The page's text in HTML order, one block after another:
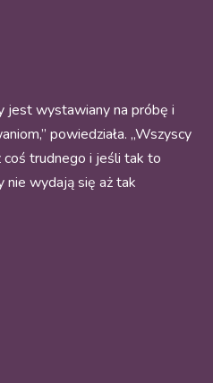
jest wystawiany na próbę i
powiedziała. „Wszyscy
coś trudnego i jeśli tak to
nie wydają się aż tak